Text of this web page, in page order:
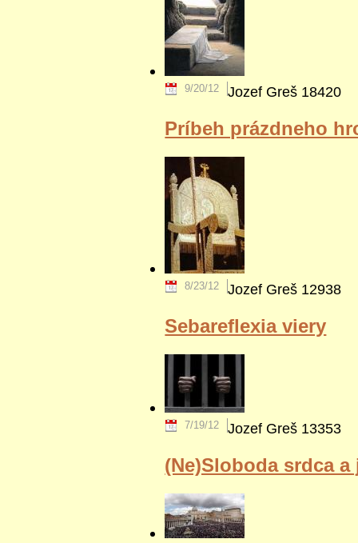
Jozef Greš
9/20/12 18420
Príbeh prázdneho
Jozef Greš
8/23/12 12938
Sebareflexia viery
Jozef Greš
7/19/12 13353
(Ne)Sloboda srdca